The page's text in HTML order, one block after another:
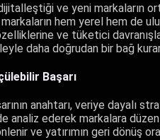
ve yeni markaların
markaların hem yerel hem de
ve tüketici
daha doğrudan bir bağ
Başarı
anahtarı, veriye dayalı
analiz ederek markalara
ve yatırımın geri dönüş